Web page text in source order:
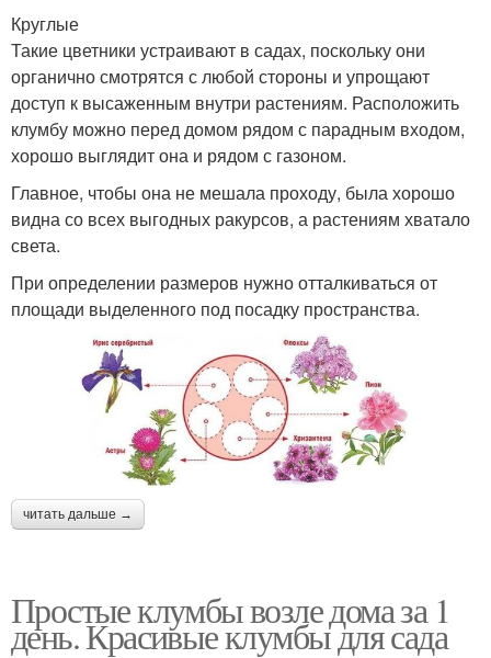
Круглые
Такие цветники устраивают в садах, поскольку они
органично смотрятся с любой стороны и упрощают
доступ к высаженным внутри растениям. Расположить
клумбу можно перед домом рядом с парадным входом,
хорошо выглядит она и рядом с газоном.
Главное, чтобы она не мешала проходу, была хорошо
видна со всех выгодных ракурсов, а растениям хватало
света.
При определении размеров нужно отталкиваться от
площади выделенного под посадку пространства.
читать дальше →
Простые клумбы возле дома за 1
день. Красивые клумбы для сада